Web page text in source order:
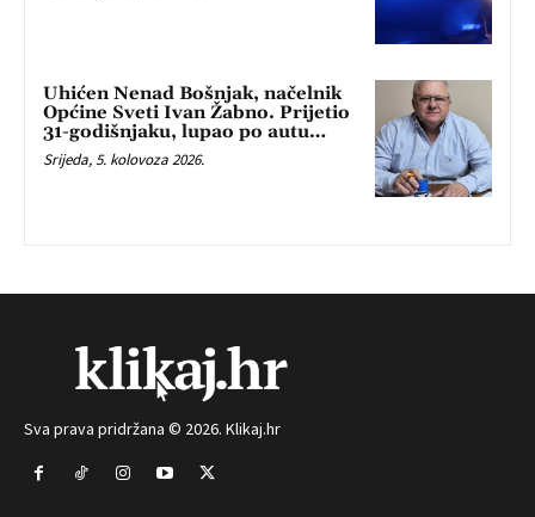
Uhićen Nenad Bošnjak, načelnik
Općine Sveti Ivan Žabno. Prijetio
31-godišnjaku, lupao po autu…
Srijeda, 5. kolovoza 2026.
Sva prava pridržana © 2026. Klikaj.hr